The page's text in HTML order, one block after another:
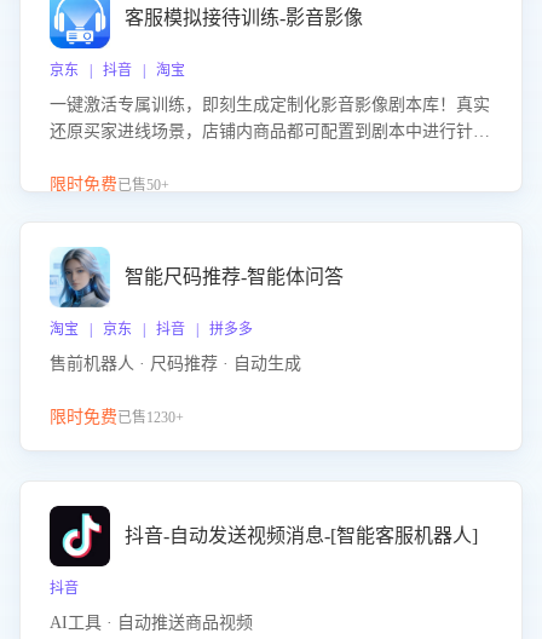
客服模拟接待训练-影音影像
京东 | 抖音 | 淘宝
一键激活专属训练，即刻生成定制化影音影像剧本库！真实
还原买家进线场景，店铺内商品都可配置到剧本中进行针对
击 “立即开通”，快速获取影音影像类目剧本，一键开启客服
限时免费已售50+
智能尺码推荐-智能体问答
淘宝 | 京东 | 抖音 | 拼多多
售前机器人 · 尺码推荐 · 自动生成
限时免费已售1230+
抖音-自动发送视频消息-[智能客服机器人]
抖音
AI工具 · 自动推送商品视频